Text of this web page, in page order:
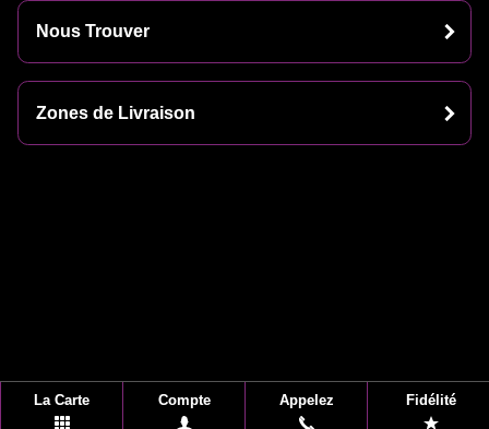
Nous Trouver
Zones de Livraison
La Carte Compte Appelez Fidélité